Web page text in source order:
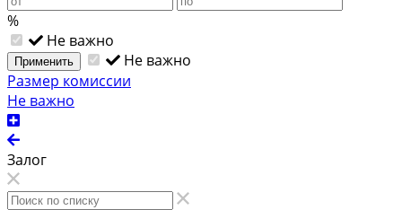
%
Не важно
Применить
Не важно
Размер комиссии
Не важно
Залог